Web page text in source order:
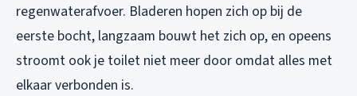
regenwaterafvoer. Bladeren hopen zich op bij de
eerste bocht, langzaam bouwt het zich op, en opeens
stroomt ook je toilet niet meer door omdat alles met
elkaar verbonden is.